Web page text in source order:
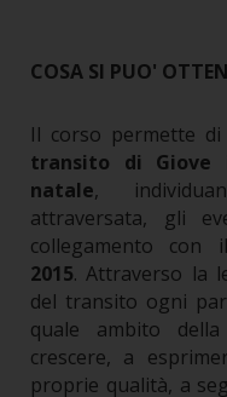
COSA SI PUO'
Il corso permette
transito di Giove
natale,
attraversata, gli
collegamento con
2015.Attraverso la
del transito ogni
quale ambito
crescere, a
proprie qualità, a